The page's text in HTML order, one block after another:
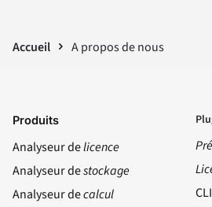
Accueil A propos de nous
Produits
Analyseur delicence
Analyseur destockage
Analyseur decalcul